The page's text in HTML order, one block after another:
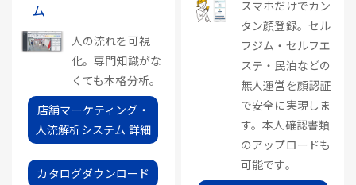
ム
人の流れを可視
化。専門知識がな
くても本格分析。
店舗マーケティング・
人流解析システム 詳細
カタログダウンロード
スマホだけでカン
タン顔登録。セル
フジム・セルフエ
ステ・民泊などの
無人運営を顔認証
で安全に実現しま
す。本人確認書類
のアップロードも
可能です。